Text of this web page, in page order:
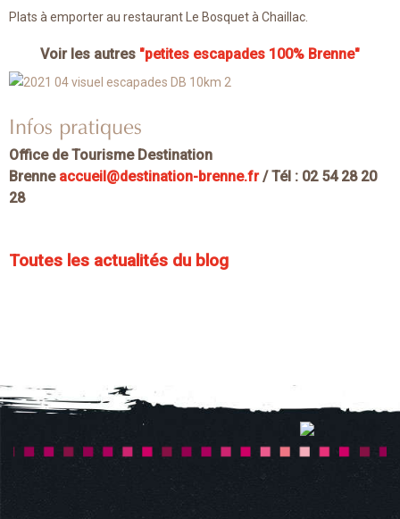
Plats à emporter au restaurant Le Bosquet à Chaillac.
Voir les autres "petites escapades 100% Brenne"
Infos pratiques
Office de Tourisme Destination
Brenne accueil@destination-brenne.fr/ Tél : 02 54 28 20
28
Toutes les actualités du blog